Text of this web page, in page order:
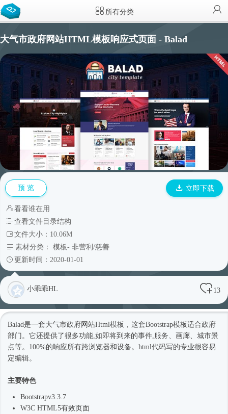
所有分类
大气市政府网站HTML模板响应式页面 - Balad
预 览 立即下载
看看谁在用
查看文件目录结构
文件大小：10.06M
素材分类： 模板- 非营利/慈善
更新时间：2020-01-01
小乖乖HL 13
Balad是一套大气市政府网站Html模板 ，这套Bootstrap模板适合政府
部门。它还提供了很多功能,如即将到来的事件,服务、画廊、城市景
点等。100%的响应所有跨浏览器和设备。html代码写的专业很容易
定编辑。
主要特色
Bootstrapv3.3.7
W3C HTML5有效页面